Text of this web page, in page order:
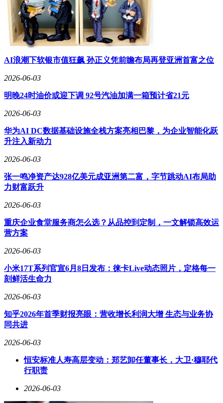
AI浪潮下软银市值狂飙 孙正义凭前瞻布局再登亚洲首富之位
2026-06-03
明晚24时油价或迎下调 92号汽油加满一箱预计省21元
2026-06-03
华为AI DC数据基础设施全栈方案亮相巴黎，为企业智能化跃
升注入新动力
2026-06-03
张一鸣净资产达928亿美元成亚洲第二富，字节跳动AI布局助
力财富跃升
2026-06-03
重庆企业食堂服务商怎么选？从品控到定制，一文解锁高效运
营方案
2026-06-03
小米17T系列官宣6月8日发布：徕卡Live动态照片，定格每一
刻鲜活生命力
2026-06-03
知乎2026年首季财报亮眼：营收增长利润大增 生态与业务协
同共进
2026-06-03
恒安标准人寿高层变动：郑艺卸任董事长，大卫·穆耶代
行职责
2026-06-03